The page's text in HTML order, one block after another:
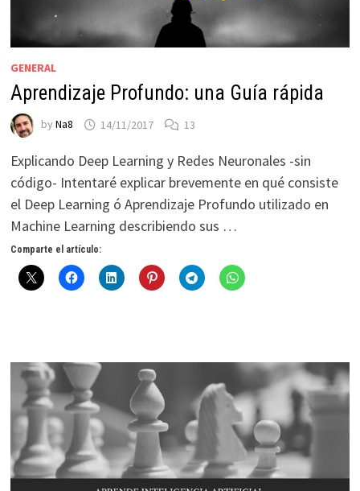
GENERAL
Aprendizaje Profundo: una Guía rápida
by Na8 14/11/2017 13
Explicando Deep Learning y Redes Neuronales -sin
código- Intentaré explicar brevemente en qué consiste
el Deep Learning ó Aprendizaje Profundo utilizado en
Machine Learning describiendo sus …
Comparte el artículo: